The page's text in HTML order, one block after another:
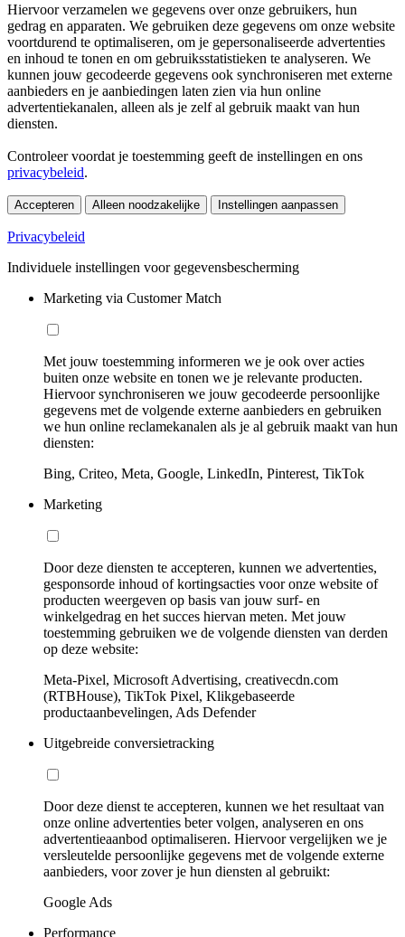
Hiervoor verzamelen we gegevens over onze gebruikers, hun
gedrag en apparaten. We gebruiken deze gegevens om onze website
voortdurend te optimaliseren, om je gepersonaliseerde advertenties
en inhoud te tonen en om gebruiksstatistieken te analyseren. We
kunnen jouw gecodeerde gegevens ook synchroniseren met externe
aanbieders en je aanbiedingen laten zien via hun online
advertentiekanalen, alleen als je zelf al gebruik maakt van hun
diensten.
Controleer voordat je toestemming geeft de instellingen en ons
privacybeleid.
Accepteren Alleen noodzakelijke Instellingen aanpassen
Privacybeleid
Individuele instellingen voor gegevensbescherming
Marketing via Customer Match
Met jouw toestemming informeren we je ook over acties
buiten onze website en tonen we je relevante producten.
Hiervoor synchroniseren we jouw gecodeerde persoonlijke
gegevens met de volgende externe aanbieders en gebruiken
we hun online reclamekanalen als je al gebruik maakt van hun
diensten:
Bing, Criteo, Meta, Google, LinkedIn, Pinterest, TikTok
Marketing
Door deze diensten te accepteren, kunnen we advertenties,
gesponsorde inhoud of kortingsacties voor onze website of
producten weergeven op basis van jouw surf- en
winkelgedrag en het succes hiervan meten. Met jouw
toestemming gebruiken we de volgende diensten van derden
op deze website:
Meta-Pixel, Microsoft Advertising, creativecdn.com
(RTBHouse), TikTok Pixel, Klikgebaseerde
productaanbevelingen, Ads Defender
Uitgebreide conversietracking
Door deze dienst te accepteren, kunnen we het resultaat van
onze online advertenties beter volgen, analyseren en ons
advertentieaanbod optimaliseren. Hiervoor vergelijken we je
versleutelde persoonlijke gegevens met de volgende externe
aanbieders, voor zover je hun diensten al gebruikt:
Google Ads
Performance